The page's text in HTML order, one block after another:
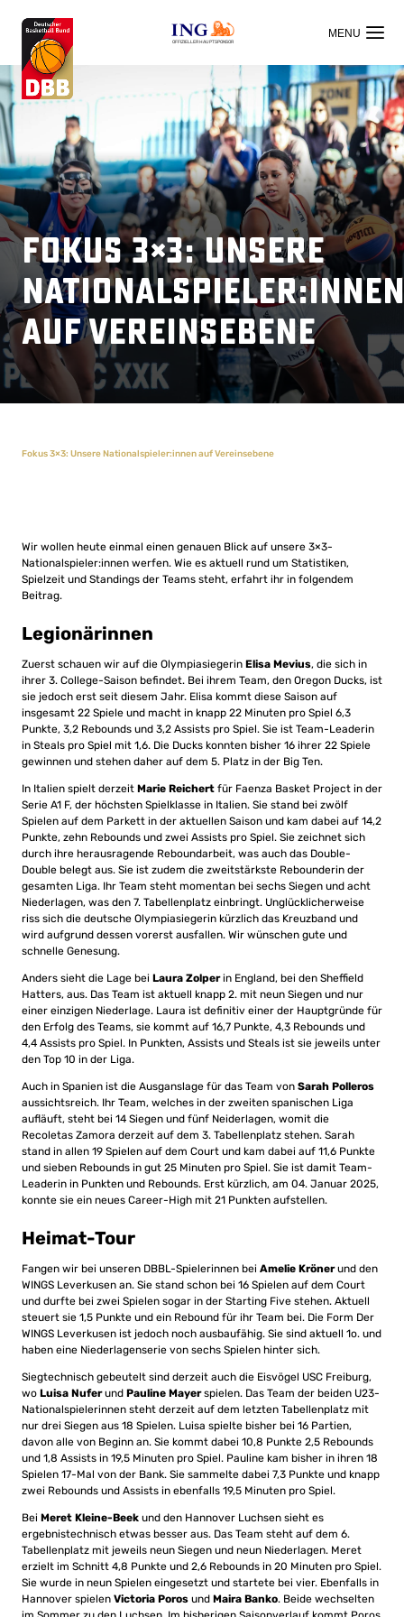
OFFIZIELLER HAUPTSPONSOR
Fokus 3×3: Unsere
Nationalspieler:innen
auf Vereinsebene
Fokus 3×3: Unsere Nationalspieler:innen auf Vereinsebene
Wir wollen heute einmal einen genauen Blick auf unsere 3×3-
Nationalspieler:innen werfen. Wie es aktuell rund um Statistiken,
Spielzeit und Standings der Teams steht, erfahrt ihr in folgendem
Beitrag.
Legionärinnen
Zuerst schauen wir auf die Olympiasiegerin Elisa Mevius, die sich in
ihrer 3. College-Saison befindet. Bei ihrem Team, den Oregon Ducks, ist
sie jedoch erst seit diesem Jahr. Elisa kommt diese Saison auf
insgesamt 22 Spiele und macht in knapp 22 Minuten pro Spiel 6,3
Punkte, 3,2 Rebounds und 3,2 Assists pro Spiel. Sie ist Team-Leaderin
in Steals pro Spiel mit 1,6. Die Ducks konnten bisher 16 ihrer 22 Spiele
gewinnen und stehen daher auf dem 5. Platz in der Big Ten.
In Italien spielt derzeit Marie Reichert für Faenza Basket Project in der
Serie A1 F, der höchsten Spielklasse in Italien. Sie stand bei zwölf
Spielen auf dem Parkett in der aktuellen Saison und kam dabei auf 14,2
Punkte, zehn Rebounds und zwei Assists pro Spiel. Sie zeichnet sich
durch ihre herausragende Reboundarbeit, was auch das Double-
Double belegt aus. Sie ist zudem die zweitstärkste Rebounderin der
gesamten Liga. Ihr Team steht momentan bei sechs Siegen und acht
Niederlagen, was den 7. Tabellenplatz einbringt. Unglücklicherweise
riss sich die deutsche Olympiasiegerin kürzlich das Kreuzband und
wird aufgrund dessen vorerst ausfallen. Wir wünschen gute und
schnelle Genesung.
Anders sieht die Lage bei Laura Zolperin England, bei den Sheffield
Hatters, aus. Das Team ist aktuell knapp 2. mit neun Siegen und nur
einer einzigen Niederlage. Laura ist definitiv einer der Hauptgründe für
den Erfolg des Teams, sie kommt auf 16,7 Punkte, 4,3 Rebounds und
4,4 Assists pro Spiel. In Punkten, Assists und Steals ist sie jeweils unter
den Top 10 in der Liga.
Auch in Spanien ist die Ausganslage für das Team von Sarah Polleros
aussichtsreich. Ihr Team, welches in der zweiten spanischen Liga
aufläuft, steht bei 14 Siegen und fünf Neiderlagen, womit die
Recoletas Zamora derzeit auf dem 3. Tabellenplatz stehen. Sarah
stand in allen 19 Spielen auf dem Court und kam dabei auf 11,6 Punkte
und sieben Rebounds in gut 25 Minuten pro Spiel. Sie ist damit Team-
Leaderin in Punkten und Rebounds. Erst kürzlich, am 04. Januar 2025,
konnte sie ein neues Career-High mit 21 Punkten aufstellen.
Heimat-Tour
Fangen wir bei unseren DBBL-Spielerinnen bei Amelie Krönerund den
WINGS Leverkusen an. Sie stand schon bei 16 Spielen auf dem Court
und durfte bei zwei Spielen sogar in der Starting Five stehen. Aktuell
steuert sie 1,5 Punkte und ein Rebound für ihr Team bei. Die Form Der
WINGS Leverkusen ist jedoch noch ausbaufähig. Sie sind aktuell 1o. und
haben eine Niederlagenserie von sechs Spielen hinter sich.
Siegtechnisch gebeutelt sind derzeit auch die Eisvögel USC Freiburg,
wo Luisa Nuferund Pauline Mayerspielen. Das Team der beiden U23-
Nationalspielerinnen steht derzeit auf dem letzten Tabellenplatz mit
nur drei Siegen aus 18 Spielen. Luisa spielte bisher bei 16 Partien,
davon alle von Beginn an. Sie kommt dabei 10,8 Punkte 2,5 Rebounds
und 1,8 Assists in 19,5 Minuten pro Spiel. Pauline kam bisher in ihren 18
Spielen 17-Mal von der Bank. Sie sammelte dabei 7,3 Punkte und knapp
zwei Rebounds und Assists in ebenfalls 19,5 Minuten pro Spiel.
Bei Meret Kleine-Beek und den Hannover Luchsen sieht es
ergebnistechnisch etwas besser aus. Das Team steht auf dem 6.
Tabellenplatz mit jeweils neun Siegen und neun Niederlagen. Meret
erzielt im Schnitt 4,8 Punkte und 2,6 Rebounds in 20 Minuten pro Spiel.
Sie wurde in neun Spielen eingesetzt und startete bei vier. Ebenfalls in
Hannover spielen Victoria Poros und Maira Banko. Beide wechselten